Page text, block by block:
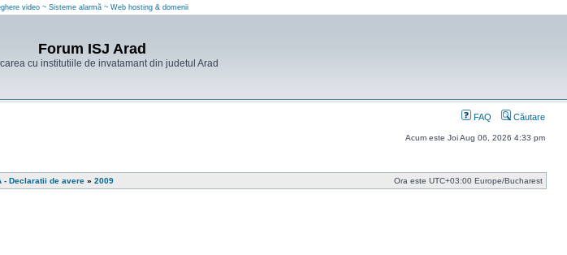
video ~ Sisteme alarmă ~ Web hosting & domenii
Forum ISJ Arad
cu institutiile de invatamant din judetul Arad
FAQ Căutare
Acum este Joi Aug 06, 2026 4:33 pm
- Declaratii de avere » 2009 Ora este UTC+03:00 Europe/Bucharest